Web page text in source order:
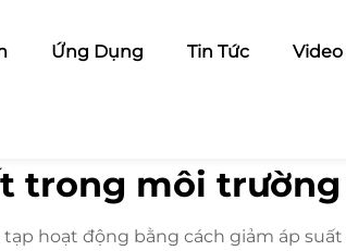
Ứng Dụng Tin Tức Video
trong môi
hoạt động bằng cách giảm áp